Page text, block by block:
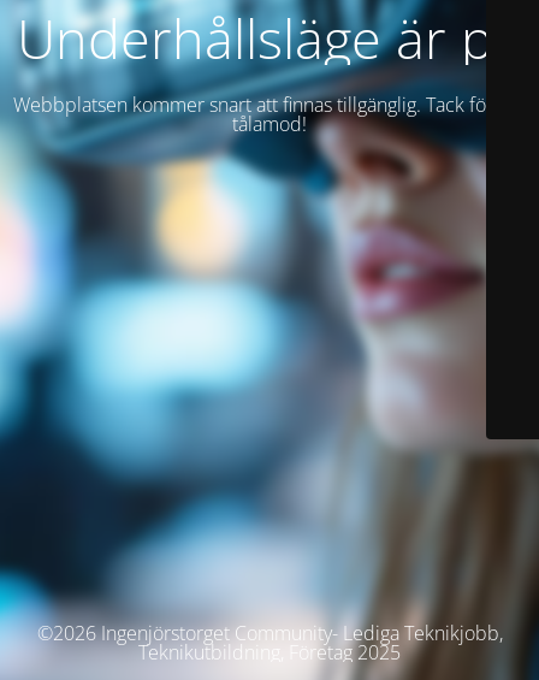
Underhållsläge är på
Webbplatsen kommer snart att finnas tillgänglig. Tack för ditt
tålamod!
©2026 Ingenjörstorget Community- Lediga Teknikjobb,
Teknikutbildning, Företag 2025